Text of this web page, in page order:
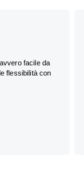
facile da
flessibilità con